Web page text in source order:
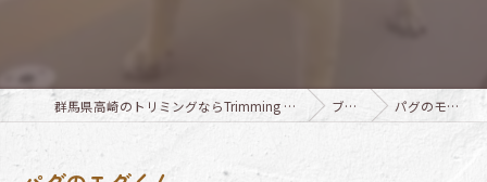
群馬県高崎のトリミングならTrimming Salon E-basho ブログ パグのモグくん